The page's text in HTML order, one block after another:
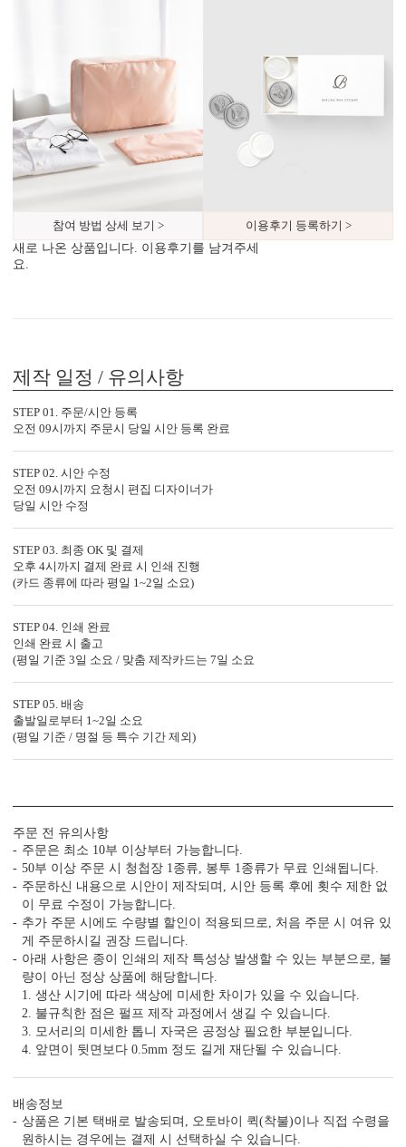
신랑신부 이름, 예식일을 인쇄할
수 있습니다.
수신인 주소, 연락처 등을 기재할
수 있습니다.
BNIEL1091의 제작 공정
특별한 당신과의 만남을 준비하는
BNIEL1091의 제작 공법을 확인하세요.
감성 더하기
당신만의 특별한 청첩장을 위한
다양한 옵션 상품이 준비되어 있습니다.
실링 스탬프
실링 스티커 디자인 스티커
카드 봉투
청첩장 리본 클로버+엽서
참여 방법 상세 보기 >
이용후기 등록하기 >
새로 나온 상품입니다. 이용후기를 남겨주세
요.
제작 일정 / 유의사항
STEP 01. 주문/시안 등록
오전 09시까지 주문시 당일 시안 등록 완료
STEP 02. 시안 수정
오전 09시까지 요청시 편집 디자이너가
당일 시안 수정
STEP 03. 최종 OK 및 결제
오후 4시까지 결제 완료 시 인쇄 진행
(카드 종류에 따라 평일 1~2일 소요)
STEP 04. 인쇄 완료
인쇄 완료 시 출고
(평일 기준 3일 소요 / 맞춤 제작카드는 7일 소요
STEP 05. 배송
출발일로부터 1~2일 소요
(평일 기준 / 명절 등 특수 기간 제외)
주문 전 유의사항
주문은 최소 10부 이상부터 가능합니다.
50부 이상 주문 시 청첩장 1종류, 봉투 1종류가 무료 인쇄됩니다.
주문하신 내용으로 시안이 제작되며, 시안 등록 후에 횟수 제한 없
이 무료 수정이 가능합니다.
추가 주문 시에도 수량별 할인이 적용되므로, 처음 주문 시 여유 있
게 주문하시길 권장 드립니다.
아래 사항은 종이 인쇄의 제작 특성상 발생할 수 있는 부분으로, 불
량이 아닌 정상 상품에 해당합니다.
1. 생산 시기에 따라 색상에 미세한 차이가 있을 수 있습니다.
2. 불규칙한 점은 펄프 제작 과정에서 생길 수 있습니다.
3. 모서리의 미세한 톱니 자국은 공정상 필요한 부분입니다.
4. 앞면이 뒷면보다 0.5mm 정도 길게 재단될 수 있습니다.
배송정보
상품은 기본 택배로 발송되며, 오토바이 퀵(착불)이나 직접 수령을
원하시는 경우에는 결제 시 선택하실 수 있습니다.